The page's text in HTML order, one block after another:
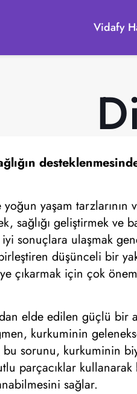
Vidafy
yaşam tarzlarının
sağlığı geliştirmek ve
iyi sonuçlara ulaşmak
düşünceli bir
çıkarmak için çok
elde edilen güçlü bir
kurkuminin
sorunu, kurkuminin
parçacıklar
sağlar.